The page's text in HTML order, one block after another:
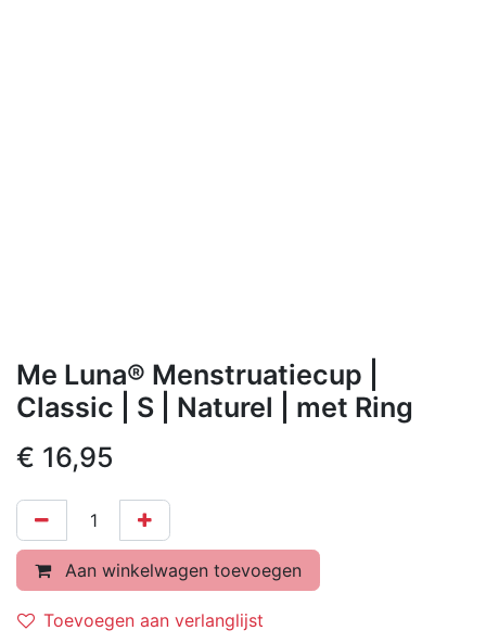
Me Luna® Menstruatiecup |
Classic | S | Naturel | met Ring
€ 16,95
Aan winkelwagen toevoegen
Toevoegen aan verlanglijst